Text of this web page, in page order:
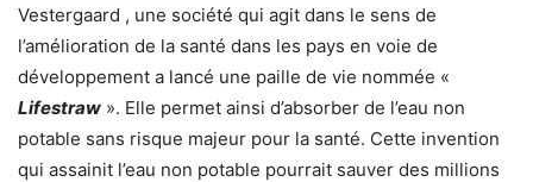
Vestergaard , une société qui agit dans le sens de
l’amélioration de la santé dans les pays en voie de
développement a lancé une paille de vie nommée «
Lifestraw ». Elle permet ainsi d’absorber de l’eau non
potable sans risque majeur pour la santé. Cette invention
qui assainit l’eau non potable pourrait sauver des millions